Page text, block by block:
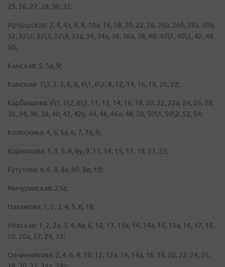
25, 26, 27, 28, 30, 32;
Иртышская: 2, 4, 4а, 6, 8, 10а, 16, 18, 20, 22, 26, 26а, 26б, 28а, 30а,
32, 32\2, 32\3, 32\4, 32а, 34, 34а, 36, 36а, 38, 40, 40\1, 40\2, 42, 48,
50;
Камская: 5, 5а, 9;
Камский: 1\3, 2, 5, 6, 6, 6\1, 6\2, 8, 12, 14, 16, 18, 20, 22;
Карбышева: 6\1, 6\2, 6\3, 11, 12, 14, 16, 18, 20, 22, 22а, 24, 26, 28,
30, 34, 36, 38, 40, 42, 42у, 44, 46, 46а, 48, 50, 50\1, 50\2, 52, 54;
Колесника: 4, 5, 5а, 6, 7, 7а, 9;
Корнилова: 1, 3, 5, 8, 8у, 9, 11, 14, 15, 17, 19, 21, 23;
Кутузова: 4, 6, 8, 8а, 8б, 8в, 10;
Мичуринская: 23а;
Нахимова: 1, 2, 3, 4, 5, 6, 18;
Невская: 1, 2, 2а, 3, 4, 4а, 6, 12, 13, 13а, 14, 14а, 15, 15а, 16, 17, 18,
20, 20а, 22, 24, 33;
Овчинникова: 2, 4, 6, 8, 10, 12, 12а, 14, 14а, 16, 18, 20, 22, 24, 26,